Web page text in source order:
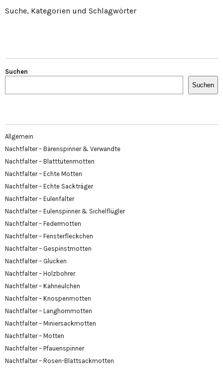
Suche, Kategorien und Schlagwörter
Suchen
Suchen
Allgemein
Nachtfalter – Bärenspinner & Verwandte
Nachtfalter – Blatttütenmotten
Nachtfalter – Echte Motten
Nachtfalter – Echte Sackträger
Nachtfalter – Eulenfalter
Nachtfalter – Eulenspinner & Sichelflügler
Nachtfalter – Federmotten
Nachtfalter – Fensterfleckchen
Nachtfalter – Gespinstmotten
Nachtfalter – Glucken
Nachtfalter – Holzbohrer
Nachtfalter – Kahneulchen
Nachtfalter – Knospenmotten
Nachtfalter – Langhornmotten
Nachtfalter – Miniersackmotten
Nachtfalter – Motten
Nachtfalter – Pfauenspinner
Nachtfalter – Rosen-Blattsackmotten